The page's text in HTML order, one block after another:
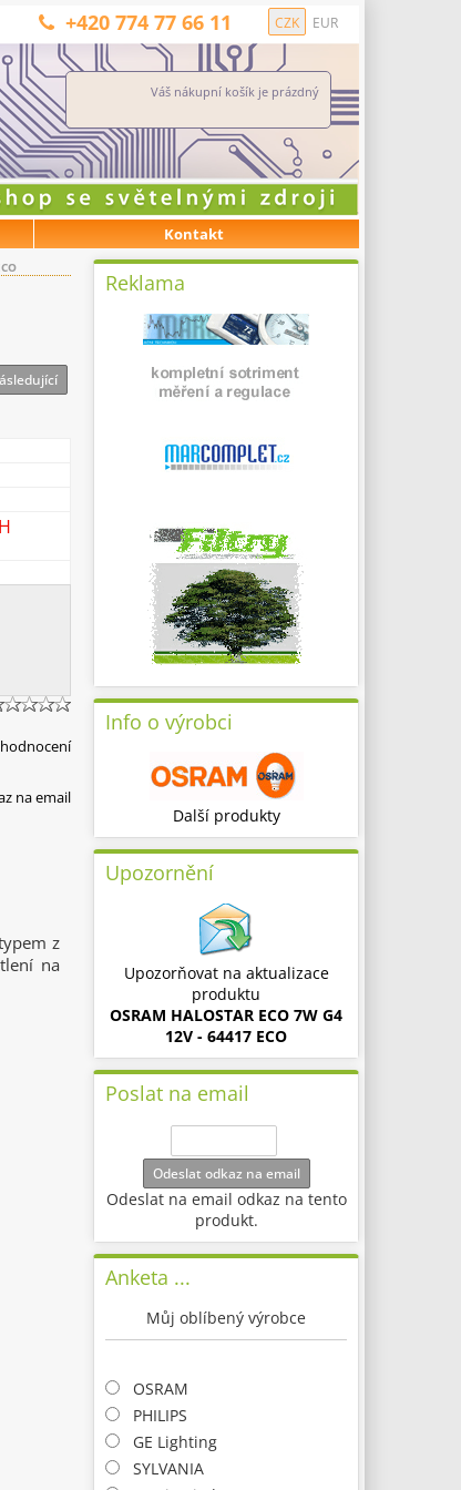
CZK EUR
+420 774 77 66 11
Váš nákupní košík je prázdný
Kontakt
na email
z
na
Reklama
Info o výrobci
Další produkty
Upozornění
Upozorňovat na aktualizace
produktu
OSRAM HALOSTAR ECO 7W G4
12V - 64417 ECO
Poslat na email
Odeslat odkaz na email
Odeslat na email odkaz na tento
produkt.
Anketa ...
Můj oblíbený výrobce
OSRAM
PHILIPS
GE Lighting
SYLVANIA